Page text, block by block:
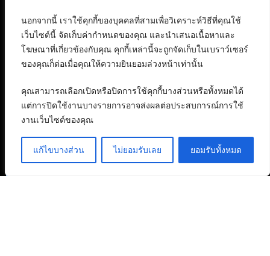
นอกจากนี้ เราใช้คุกกี้ของบุคคลที่สามเพื่อวิเคราะห์วิธีที่คุณใช้
เว็บไซต์นี้ จัดเก็บค่ากำหนดของคุณ และนำเสนอเนื้อหาและ
โฆษณาที่เกี่ยวข้องกับคุณ คุกกี้เหล่านี้จะถูกจัดเก็บในเบราว์เซอร์
ของคุณก็ต่อเมื่อคุณให้ความยินยอมล่วงหน้าเท่านั้น
คุณสามารถเลือกเปิดหรือปิดการใช้คุกกี้บางส่วนหรือทั้งหมดได้
แต่การปิดใช้งานบางรายการอาจส่งผลต่อประสบการณ์การใช้
งานเว็บไซต์ของคุณ
แก้ไขบางส่วน ไม่ยอมรับเลย ยอมรับทั้งหมด